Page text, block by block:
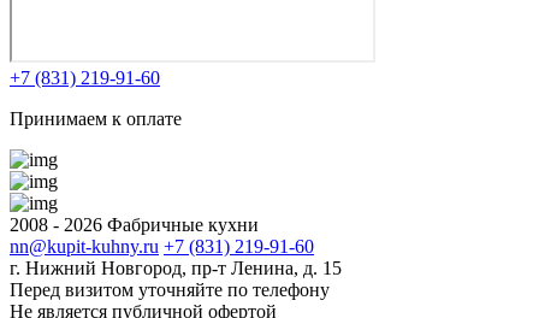
+7 (831) 219-91-60
Принимаем к оплате
2008 - 2026 Фабричные кухни
nn@kupit-kuhny.ru +7 (831) 219-91-60
г. Нижний Новгород, пр-т Ленина, д. 15
Перед визитом уточняйте по телефону
Не является публичной офертой